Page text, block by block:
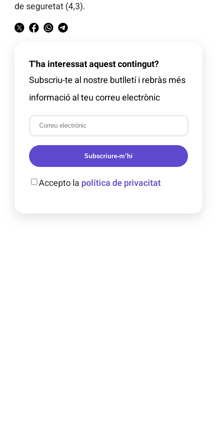
de seguretat (4,3).
T'ha interessat aquest contingut?
Subscriu-te al nostre butlletí i rebràs més
informació al teu correu electrònic
Subscriure-m’hi
Accepto la política de privacitat